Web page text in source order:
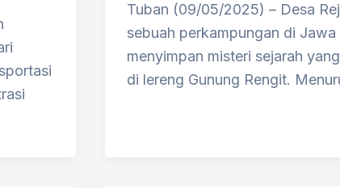
Tuban (09/05/2025) – Desa
sebuah perkampungan di Jawa
menyimpan misteri sejarah
di lereng Gunung Rengit.